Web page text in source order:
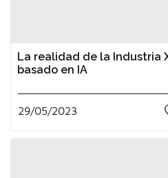
La realidad de la Industria
basado en IA
29/05/2023